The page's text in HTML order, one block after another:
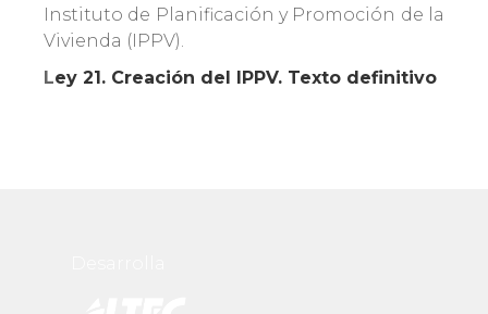
Instituto de Planificación y Promoción de la
Vivienda (IPPV).
Ley 21. Creación del IPPV. Texto definitivo